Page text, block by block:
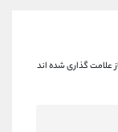
علامت گذاری شده اند